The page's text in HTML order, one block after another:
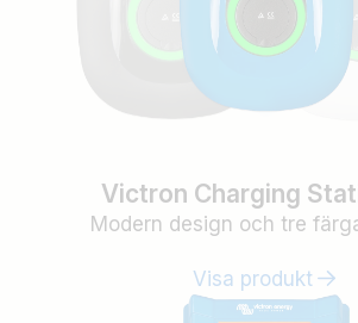
Victron Charging
Modern design och tre
Visa produkt